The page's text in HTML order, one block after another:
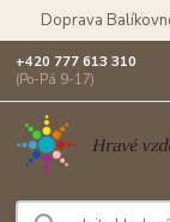
Doprava
+420 777 613 310
(Po-Pá 9-17)